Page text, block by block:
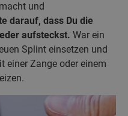
und
darauf, dass Du die
aufsteckst. War ein
Splint einsetzen und
einer Zange oder einem